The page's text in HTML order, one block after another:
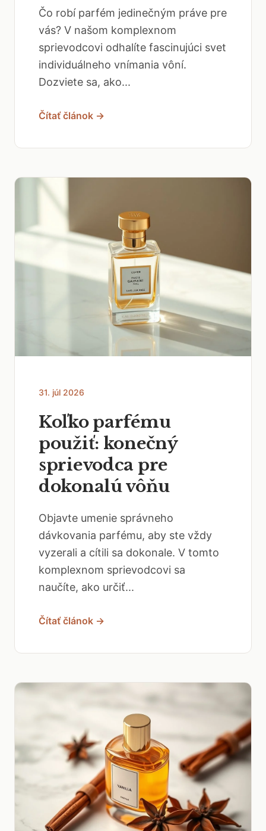
Čo robí parfém jedinečným práve pre
vás? V našom komplexnom
sprievodcovi odhalíte fascinujúci svet
individuálneho vnímania vôní.
Dozviete sa, ako...
Čítať článok →
31. júl 2026
Koľko parfému
použiť: konečný
sprievodca pre
dokonalú vôňu
Objavte umenie správneho
dávkovania parfému, aby ste vždy
vyzerali a cítili sa dokonale. V tomto
komplexnom sprievodcovi sa
naučíte, ako určiť...
Čítať článok →